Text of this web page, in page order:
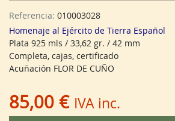
Referencia: 010003028
Homenaje al Ejército de Tierra Español
Plata 925 mls / 33,62 gr. / 42 mm
Completa, cajas, certificado
Acuñación FLOR DE CUÑO
85,00 € IVA inc.